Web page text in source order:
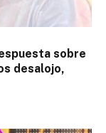
sobre
desalojo,